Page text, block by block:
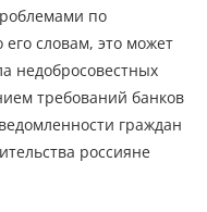
по
словам, это может
недобросовестных
требований банков
граждан
россияне